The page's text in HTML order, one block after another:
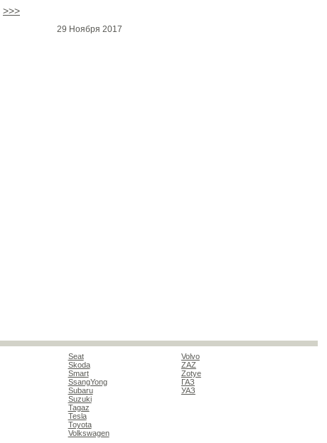
>>>
29 Ноября 2017
Seat
Skoda
Smart
SsangYong
Subaru
Suzuki
Tagaz
Tesla
Toyota
Volkswagen
Volvo
ZAZ
Zotye
ГАЗ
УАЗ